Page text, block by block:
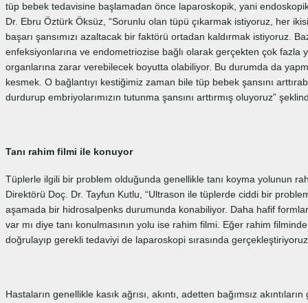
tüp bebek tedavisine başlamadan önce laparoskopik, yani
Dr. Ebru Öztürk Öksüz, “Sorunlu olan tüpü çıkarmak istiyoruz, her
başarı şansımızı azaltacak bir faktörü ortadan kaldırmak istiyoruz.
enfeksiyonlarına ve endometriozise bağlı olarak gerçekten çok fazla
organlarına zarar verebilecek boyutta olabiliyor. Bu durumda da
kesmek. O bağlantıyı kestiğimiz zaman bile tüp bebek şansını
durdurup embriyolarımızın tutunma şansını arttırmış oluyoruz”
Tanı rahim filmi ile konuyor
Tüplerle ilgili bir problem olduğunda genellikle tanı koyma yolunun
Direktörü Doç. Dr. Tayfun Kutlu, “Ultrason ile tüplerde ciddi bir
aşamada bir hidrosalpenks durumunda konabiliyor. Daha hafif
var mı diye tanı konulmasının yolu ise rahim filmi. Eğer rahim
doğrulayıp gerekli tedaviyi de laparoskopi sırasında
Hastaların genellikle kasık ağrısı, akıntı, adetten bağımsız